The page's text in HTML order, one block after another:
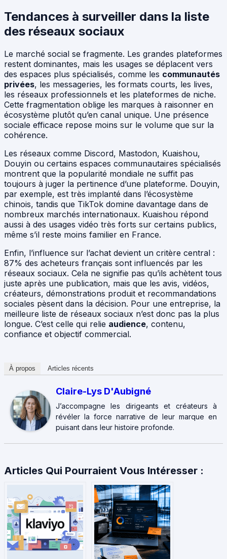
Tendances à surveiller dans la liste
des réseaux sociaux
Le marché social se fragmente. Les grandes plateformes
restent dominantes, mais les usages se déplacent vers
des espaces plus spécialisés, comme les communautés
privées, les messageries, les formats courts, les lives,
les réseaux professionnels et les plateformes de niche.
Cette fragmentation oblige les marques à raisonner en
écosystème plutôt qu’en canal unique. Une présence
sociale efficace repose moins sur le volume que sur la
cohérence.
Les réseaux comme Discord, Mastodon, Kuaishou,
Douyin ou certains espaces communautaires spécialisés
montrent que la popularité mondiale ne suffit pas
toujours à juger la pertinence d’une plateforme. Douyin,
par exemple, est très implanté dans l’écosystème
chinois, tandis que TikTok domine davantage dans de
nombreux marchés internationaux. Kuaishou répond
aussi à des usages vidéo très forts sur certains publics,
même s’il reste moins familier en France.
Enfin, l’influence sur l’achat devient un critère central :
87% des acheteurs français sont influencés par les
réseaux sociaux. Cela ne signifie pas qu’ils achètent tous
juste après une publication, mais que les avis, vidéos,
créateurs, démonstrations produit et recommandations
sociales pèsent dans la décision. Pour une entreprise, la
meilleure liste de réseaux sociaux n’est donc pas la plus
longue. C’est celle qui relie audience, contenu,
confiance et objectif commercial.
À propos Articles récents
Claire-Lys D'Aubigné
J’accompagne les dirigeants et créateurs à
révéler la force narrative de leur marque en
puisant dans leur histoire profonde.
Articles Qui Pourraient Vous Intéresser :